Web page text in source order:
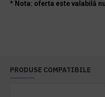
* Nota: oferta este valabilă
PRODUSE COMPATIBILE